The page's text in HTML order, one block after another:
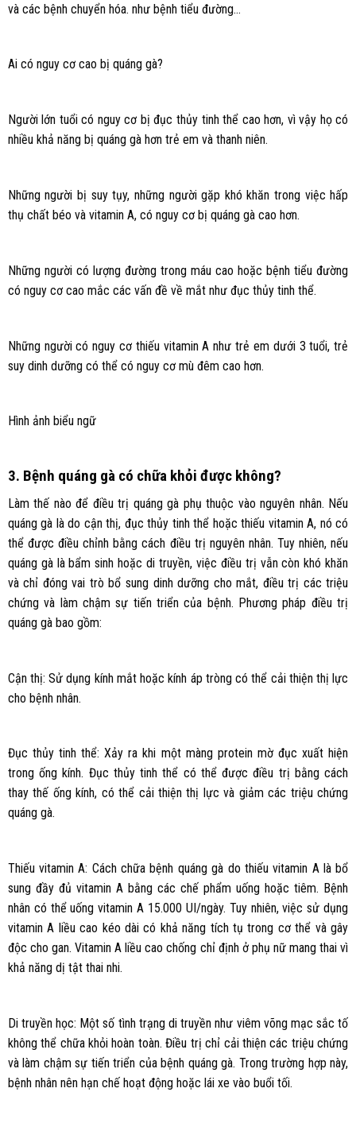
và các bệnh chuyển hóa. như bệnh tiểu đường…
Ai có nguy cơ cao bị quáng gà?
Người lớn tuổi có nguy cơ bị đục thủy tinh thể cao hơn, vì vậy họ có
nhiều khả năng bị quáng gà hơn trẻ em và thanh niên.
Những người bị suy tụy, những người gặp khó khăn trong việc hấp
thụ chất béo và vitamin A, có nguy cơ bị quáng gà cao hơn.
Những người có lượng đường trong máu cao hoặc bệnh tiểu đường
có nguy cơ cao mắc các vấn đề về mắt như đục thủy tinh thể.
Những người có nguy cơ thiếu vitamin A như trẻ em dưới 3 tuổi, trẻ
suy dinh dưỡng có thể có nguy cơ mù đêm cao hơn.
Hình ảnh biểu ngữ
3. Bệnh quáng gà có chữa khỏi được không?
Làm thế nào để điều trị quáng gà phụ thuộc vào nguyên nhân. Nếu
quáng gà là do cận thị, đục thủy tinh thể hoặc thiếu vitamin A, nó có
thể được điều chỉnh bằng cách điều trị nguyên nhân. Tuy nhiên, nếu
quáng gà là bẩm sinh hoặc di truyền, việc điều trị vẫn còn khó khăn
và chỉ đóng vai trò bổ sung dinh dưỡng cho mắt, điều trị các triệu
chứng và làm chậm sự tiến triển của bệnh. Phương pháp điều trị
quáng gà bao gồm:
Cận thị: Sử dụng kính mắt hoặc kính áp tròng có thể cải thiện thị lực
cho bệnh nhân.
Đục thủy tinh thể: Xảy ra khi một màng protein mờ đục xuất hiện
trong ống kính. Đục thủy tinh thể có thể được điều trị bằng cách
thay thế ống kính, có thể cải thiện thị lực và giảm các triệu chứng
quáng gà.
Thiếu vitamin A: Cách chữa bệnh quáng gà do thiếu vitamin A là bổ
sung đầy đủ vitamin A bằng các chế phẩm uống hoặc tiêm. Bệnh
nhân có thể uống vitamin A 15.000 UI/ngày. Tuy nhiên, việc sử dụng
vitamin A liều cao kéo dài có khả năng tích tụ trong cơ thể và gây
độc cho gan. Vitamin A liều cao chống chỉ định ở phụ nữ mang thai vì
khả năng dị tật thai nhi.
Di truyền học: Một số tình trạng di truyền như viêm võng mạc sắc tố
không thể chữa khỏi hoàn toàn. Điều trị chỉ cải thiện các triệu chứng
và làm chậm sự tiến triển của bệnh quáng gà. Trong trường hợp này,
bệnh nhân nên hạn chế hoạt động hoặc lái xe vào buổi tối.